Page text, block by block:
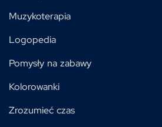
Muzykoterapia
Logopedia
Pomysły na zabawy
Kolorowanki
Zrozumieć czas